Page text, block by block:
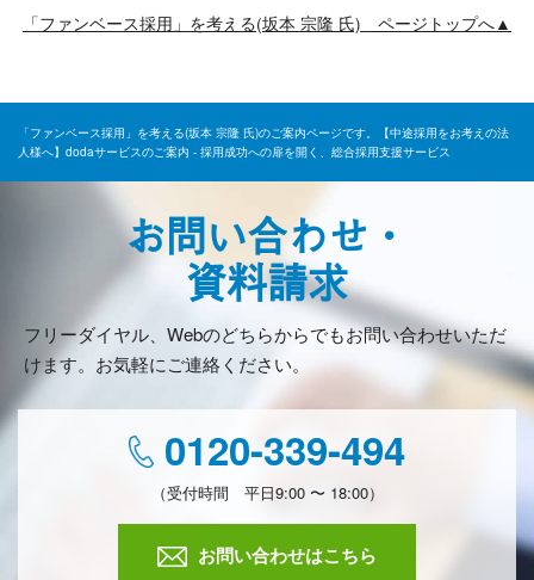
「ファンベース採用」を考える(坂本 宗隆 氏) ページトップへ▲
「ファンベース採用」を考える(坂本 宗隆 氏)のご案内ページです。【中途採用をお考えの法
人様へ】dodaサービスのご案内 - 採用成功への扉を開く、総合採用支援サービス
お問い合わせ・
資料請求
フリーダイヤル、Webのどちらからでもお問い合わせいただ
けます。お気軽にご連絡ください。
0120-339-494
（受付時間 平日9:00 〜 18:00）
お問い合わせはこちら